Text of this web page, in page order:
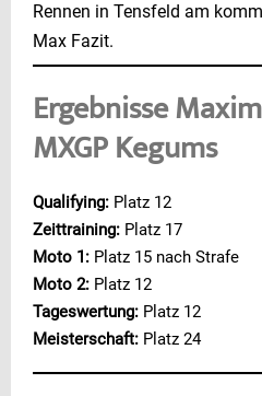
Rennen in Tensfeld am
Max Fazit.
Ergebnisse
MXGP Kegums
Qualifying: Platz 12
Zeittraining: Platz 17
Moto 1: Platz 15 nach Strafe
Moto 2: Platz 12
Tageswertung: Platz 12
Meisterschaft: Platz 24